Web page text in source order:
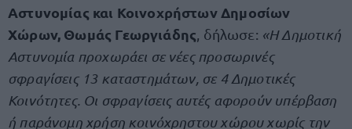
Αστυνομίας και Κοινοχρήστων Δημοσίων
Χώρων, Θωμάς Γεωργιάδης , δήλωσε: «Η Δημοτική
Αστυνομία προχωράει σε νέες προσωρινές
σφραγίσεις 13 καταστημάτων, σε 4 Δημοτικές
Κοινότητες. Οι σφραγίσεις αυτές αφορούν υπέρβαση
ή παράνομη χρήση κοινόχρηστου χώρου χωρίς την